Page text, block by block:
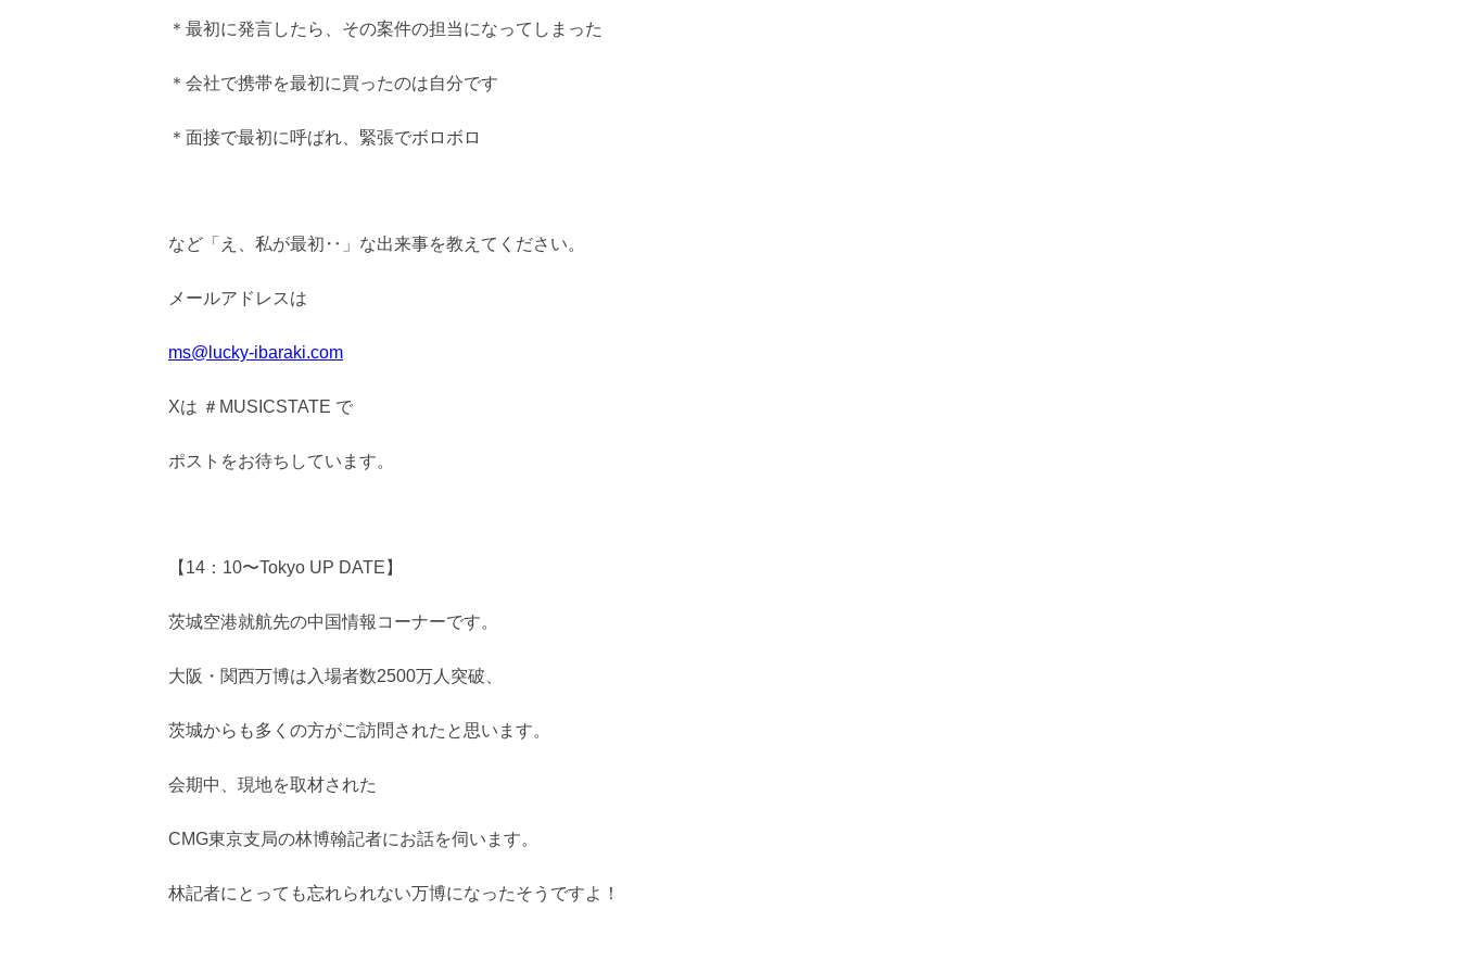
＊最初に発言したら、その案件の担当になってしまった
＊会社で携帯を最初に買ったのは自分です
＊面接で最初に呼ばれ、緊張でボロボロ
など「え、私が最初‥」な出来事を教えてください。
メールアドレスは
ms@lucky-ibaraki.com
Xは ＃MUSICSTATE で
ポストをお待ちしています。
【14：10〜Tokyo UP DATE】
茨城空港就航先の中国情報コーナーです。
大阪・関西万博は入場者数2500万人突破、
茨城からも多くの方がご訪問されたと思います。
会期中、現地を取材された
CMG東京支局の林博翰記者にお話を伺います。
林記者にとっても忘れられない万博になったそうですよ！